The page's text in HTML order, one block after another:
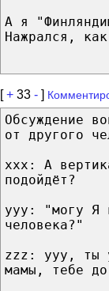
А я
Нажрался,
[+ 33 - ]
Обсуждение
от другого
ххх: А
подойдёт?
ууу: "могу Я
человека?"
zzz: yyy, ты
мамы, тебе